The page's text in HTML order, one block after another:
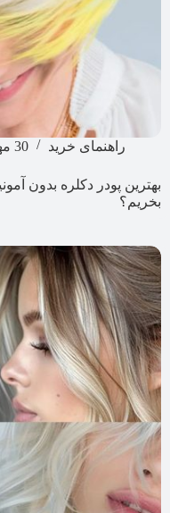
راهنمای خرید 30 مهر
بهترین پودر دکلره بدون
بخریم؟